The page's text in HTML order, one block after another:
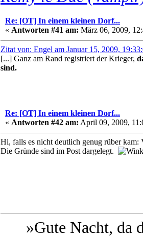
Re: [OT] In einem kleinen Dorf...
« Antworten #41 am: März 06, 2009,
Zitat von: Engel am Januar 15, 2009,
[...] Ganz am Rand registriert der Krieger,
sind.
Re: [OT] In einem kleinen Dorf...
« Antworten #42 am: April 09, 2009,
Hi, falls es nicht deutlich genug rüber kam:
Die Gründe sind im Post dargelegt.
»Gute Nacht, da